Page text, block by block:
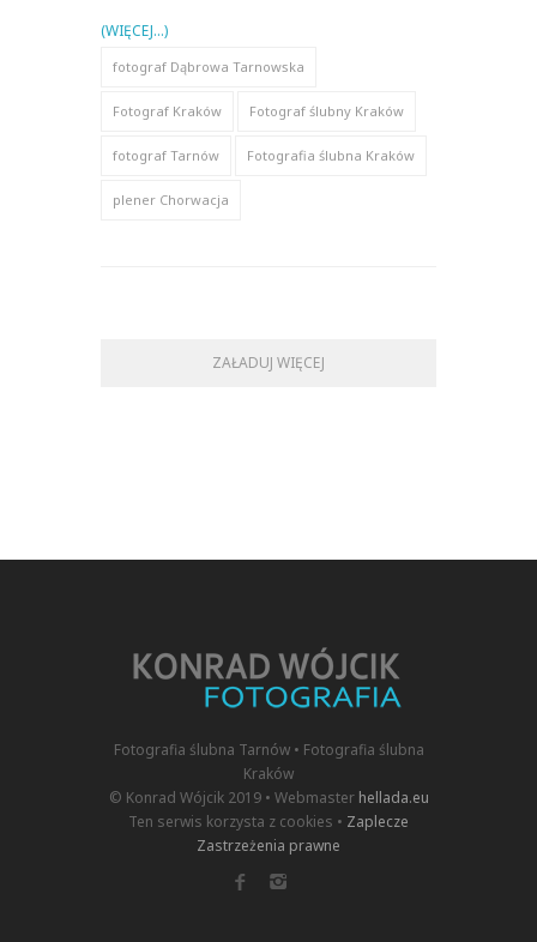
(WIĘCEJ…)
fotograf Dąbrowa Tarnowska
Fotograf Kraków Fotograf ślubny Kraków
fotograf Tarnów Fotografia ślubna Kraków
plener Chorwacja
ZAŁADUJ WIĘCEJ
Fotografia ślubna Tarnów • Fotografia ślubna
Kraków
© Konrad Wójcik 2019 • Webmaster hellada.eu
Ten serwis korzysta z cookies • Zaplecze
Zastrzeżenia prawne